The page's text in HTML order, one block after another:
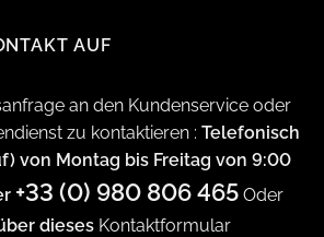
AUF
an den Kundenservice oder
zu kontaktieren : Telefonisch
von Montag bis Freitag von 9:00
+33 (0) 980 806 465 Oder
dieses Kontaktformular